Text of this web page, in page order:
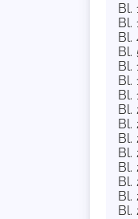
Bl.
Bl.
Bl.
Bl.
Bl.
Bl.
Bl.
Bl.
Bl.
Bl.
Bl.
Bl.
Bl.
Bl.
Bl.